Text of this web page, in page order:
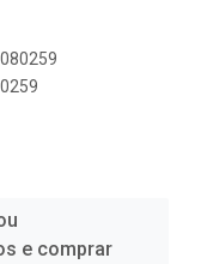
e comprar